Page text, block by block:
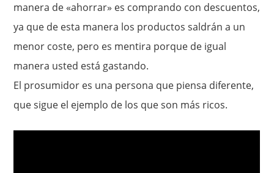
manera de «ahorrar» es comprando con descuentos,
ya que de esta manera los productos saldrán a un
menor coste, pero es mentira porque de igual
manera usted está gastando.
El prosumidor es una persona que piensa diferente,
que sigue el ejemplo de los que son más ricos.